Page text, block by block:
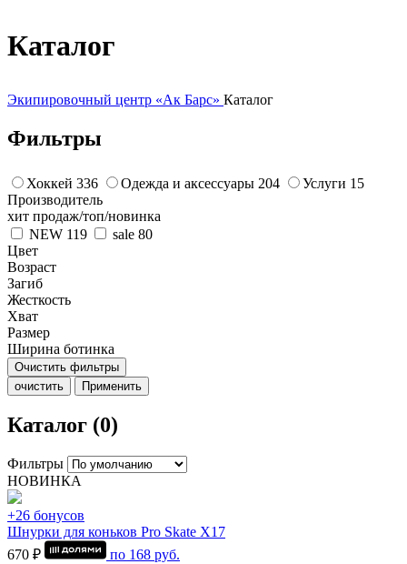
Каталог
Экипировочный центр «Ак Барс» Каталог
Фильтры
Хоккей 336 Одежда и аксессуары 204 Услуги 15
Производитель
хит продаж/топ/новинка
NEW 119 sale 80
Цвет
Возраст
Загиб
Жесткость
Хват
Размер
Ширина ботинка
Очистить фильтры
очистить
Применить
Каталог (0)
Фильтры
НОВИНКА
+26 бонусов
Шнурки для коньков Pro Skate Х17
670 ₽
по 168 руб.